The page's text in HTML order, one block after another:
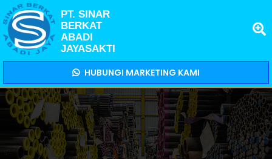
PT. SINAR
BERKAT
ABADI
JAYASAKTI
HUBUNGI MARKETING KAMI